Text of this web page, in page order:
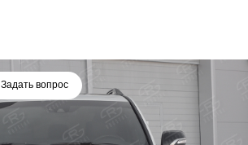
Задать вопрос